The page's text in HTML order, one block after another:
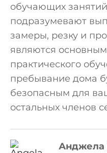
обучающих
подразумевают
замеры, резку и
являются
практического
пребывание дома
безопасным для
остальных членов
Анджела